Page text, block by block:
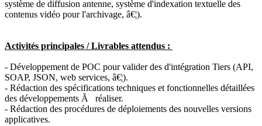
système de diffusion antenne, système d'indexation textuelle des
contenus vidéo pour l'archivage, â€¦).
Activités principales / Livrables attendus :
- Développement de POC pour valider des d'intégration Tiers (API,
SOAP, JSON, web services, â€¦).
- Rédaction des spécifications techniques et fonctionnelles détaillées
des développements Ã réaliser.
- Rédaction des procédures de déploiements des nouvelles versions
applicatives.